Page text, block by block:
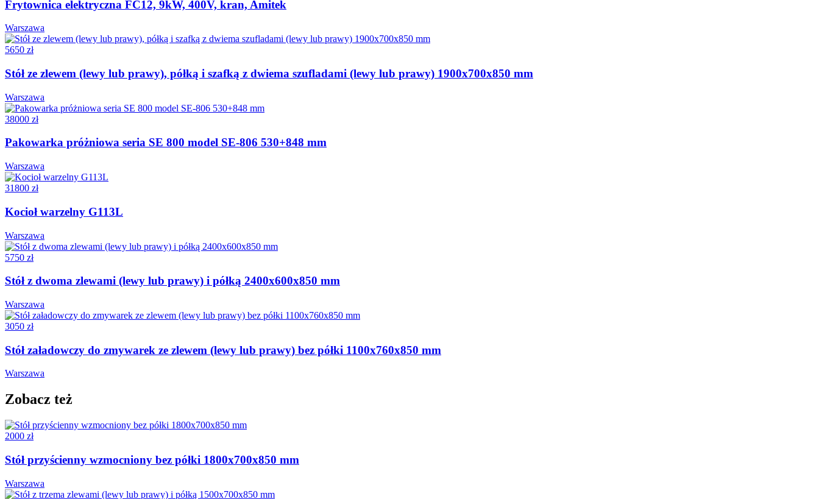
Frytownica elektryczna FC12, 9kW, 400V, kran, Amitek
Warszawa
5650 zł
Stół ze zlewem (lewy lub prawy), półką i szafką z dwiema szufladami (lewy lub prawy) 1900x700x850 mm
Warszawa
38000 zł
Pakowarka próżniowa seria SE 800 model SE-806 530+848 mm
Warszawa
31800 zł
Kocioł warzelny G113L
Warszawa
5750 zł
Stół z dwoma zlewami (lewy lub prawy) i półką 2400x600x850 mm
Warszawa
3050 zł
Stół załadowczy do zmywarek ze zlewem (lewy lub prawy) bez półki 1100x760x850 mm
Warszawa
Zobacz też
2000 zł
Stół przyścienny wzmocniony bez półki 1800x700x850 mm
Warszawa